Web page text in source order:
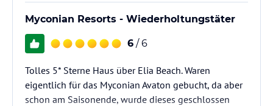
Myconian Resorts - Wiederholtungstäter
6 / 6
Tolles 5* Sterne Haus über Elia Beach. Waren
eigentlich für das Myconian Avaton gebucht, da aber
schon am Saisonende, wurde dieses geschlossen